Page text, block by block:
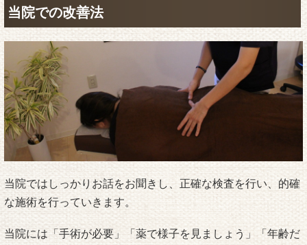
当院での改善法
当院ではしっかりお話をお聞きし、正確な検査を行い、的確
な施術を行っていきます。
当院には「手術が必要」「薬で様子を見ましょう」「年齢だ